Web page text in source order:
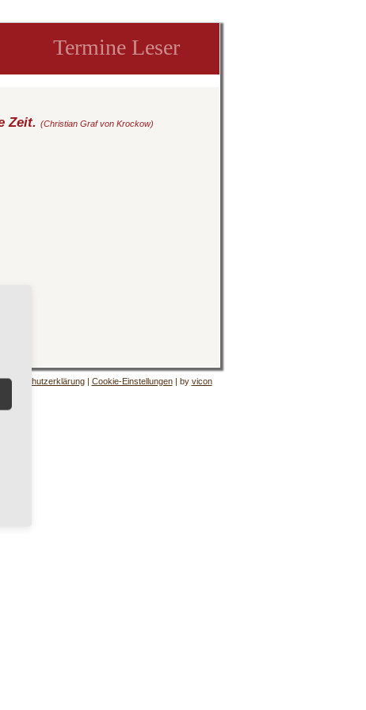
Termine Leser
Zeit.(Christian Graf von Krockow)
| Cookie-Einstellungen| by vicon